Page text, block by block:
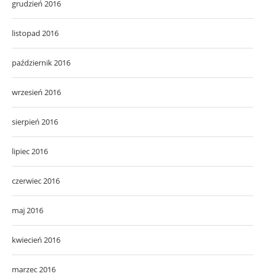
grudzień 2016
listopad 2016
październik 2016
wrzesień 2016
sierpień 2016
lipiec 2016
czerwiec 2016
maj 2016
kwiecień 2016
marzec 2016